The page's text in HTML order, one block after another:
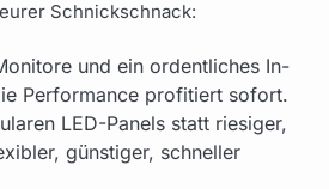
Schnickschnack:
und ein ordentliches In-
Performance profitiert sofort.
LED-Panels statt riesiger,
günstiger, schneller